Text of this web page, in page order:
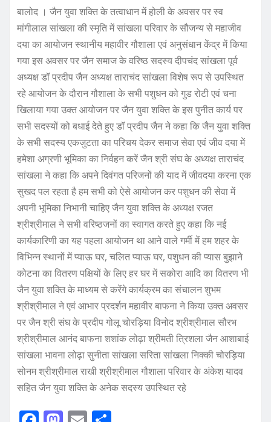
बालोद । जैन युवा शक्ति के तत्वाधान में होली के अवसर पर स्व
मांगीलाल सांखला की स्मृति में सांखला परिवार के सौजन्य से महाजीव
दया का आयोजन स्थानीय महावीर गौशाला एवं अनुसंधान केंद्र में किया
गया इस अवसर पर जैन समाज के वरिष्ठ सदस्य दीपचंद सांखला पूर्व
अध्यक्ष डॉ प्रदीप जैन अध्यक्ष ताराचंद सांखला विशेष रूप से उपस्थित
रहे आयोजन के दौरान गौशाला के सभी पशुधन को गुड रोटी एवं चना
खिलाया गया उक्त आयोजन पर जैन युवा शक्ति के इस पुनीत कार्य पर
सभी सदस्यों को बधाई देते हुए डॉ प्रदीप जैन ने कहा कि जैन युवा शक्ति
के सभी सदस्य एकजुटता का परिचय देकर समाज सेवा एवं जीव दया में
हमेशा अग्रणी भूमिका का निर्वहन करें जैन श्री संघ के अध्यक्ष ताराचंद
सांखला ने कहा कि अपने दिवंगत परिजनों की याद में जीवदया करना एक
सुखद पल रहता है हम सभी को ऐसे आयोजन कर पशुधन की सेवा में
अपनी भूमिका निभानी चाहिए जैन युवा शक्ति के अध्यक्ष रजत
श्रीश्रीमाल ने सभी वरिष्ठजनों का स्वागत करते हुए कहा कि नई
कार्यकारिणी का यह पहला आयोजन था आने वाले गर्मी में हम शहर के
विभिन्न स्थानों में प्याऊ घर, चलित प्याऊ घर, पशुधन की प्यास बुझाने
कोटना का वितरण पक्षियों के लिए हर घर में सकोरा आदि का वितरण भी
जैन युवा शक्ति के माध्यम से करेंगे कार्यक्रम का संचालन शुभम
श्रीश्रीमाल ने एवं आभार प्रदर्शन महावीर बाफना ने किया उक्त अवसर
पर जैन श्री संघ के प्रदीप गोलू चोरड़िया विनोद श्रीश्रीमाल सौरभ
श्रीश्रीमाल आनंद बाफना शशांक लोढ़ा श्रीमती त्रिशला जैन आशाबाई
सांखला भावना लोढ़ा सुनीता सांखला सरिता सांखला निक्की चोरड़िया
सोनम श्रीश्रीमाल राखी श्रीश्रीमाल गौशाला परिवार के अंकेश यादव
सहित जैन युवा शक्ति के अनेक सदस्य उपस्थित रहे